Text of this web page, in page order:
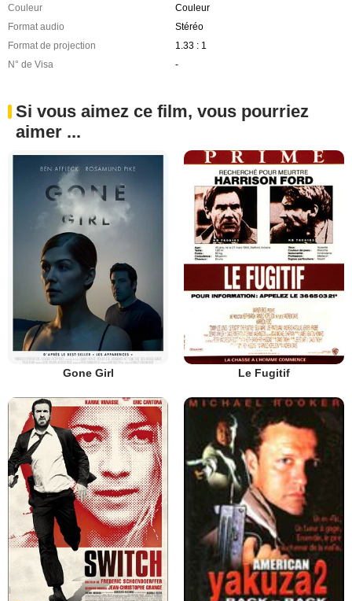
Couleur
Couleur
Format audio
Stéréo
Format de projection
1.33 : 1
N° de Visa
-
Si vous aimez ce film, vous pourriez
aimer ...
Gone Girl Le Fugitif